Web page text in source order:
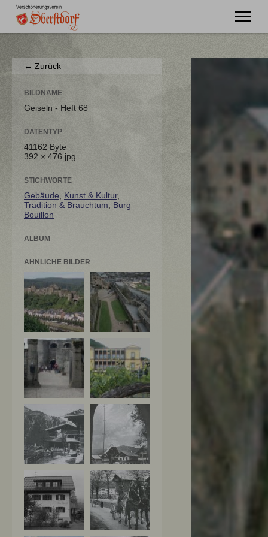
"Ming Huimat mueß de Kinde blibe!"
Verein
Chronik
Unser Oberstdorf
Flurnamen
Literatur
Kontakt
← Zurück
BILDNAME
Geiseln - Heft 68
DATENTYP
41162 Byte
392 × 476 jpg
STICHWORTE
Gebäude Kunst & Kultur,
Tradition & Brauchtum
Burg
Bouillon
ALBUM
ÄHNLICHE BILDER